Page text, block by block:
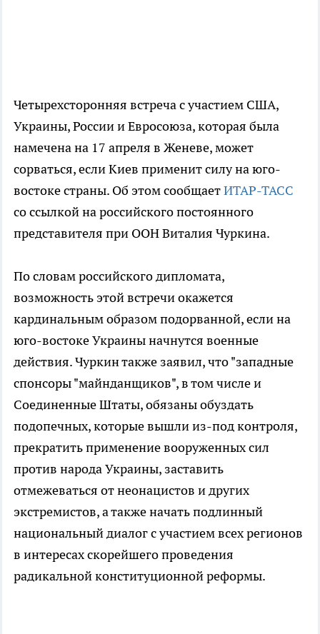
Четырехсторонняя встреча с участием США,
Украины, России и Евросоюза, которая была
намечена на 17 апреля в Женеве, может
сорваться, если Киев применит силу на юго-
востоке страны. Об этом сообщаетИТАР-ТАСС
со ссылкой на российского постоянного
представителя при ООН Виталия Чуркина.
По словам российского дипломата,
возможность этой встречи окажется
кардинальным образом подорванной, если на
юго-востоке Украины начнутся военные
действия. Чуркин также заявил, что "западные
спонсоры "майнданщиков", в том числе и
Соединенные Штаты, обязаны обуздать
подопечных, которые вышли из-под контроля,
прекратить применение вооруженных сил
против народа Украины, заставить
отмежеваться от неонацистов и других
экстремистов, а также начать подлинный
национальный диалог сучастием всех регионов
в интересах скорейшего проведения
радикальной конституционнойреформы.